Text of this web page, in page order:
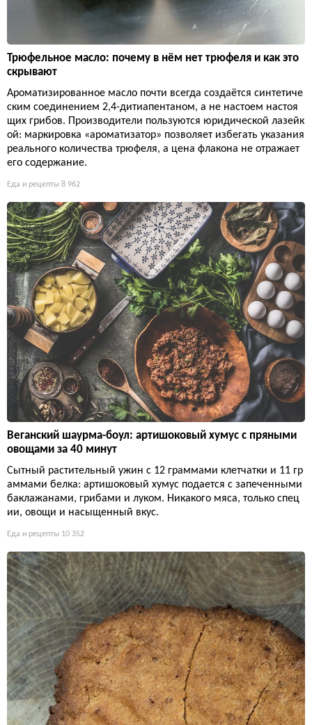
Трюфельное масло: почему в нём нет трюфеля и как это
скрывают
Ароматизированное масло почти всегда создаётся синтетиче
ским соединением 2,4-дитиапентаном, а не настоем настоя
щих грибов. Производители пользуются юридической лазейк
ой: маркировка «ароматизатор» позволяет избегать указания
реального количества трюфеля, а цена флакона не отражает
его содержание.
Еда и рецепты 8 962
Веганский шаурма-боул: артишоковый хумус с пряными
овощами за 40 минут
Сытный растительный ужин с 12 граммами клетчатки и 11 гр
аммами белка: артишоковый хумус подается с запеченными
баклажанами, грибами и луком. Никакого мяса, только спец
ии, овощи и насыщенный вкус.
Еда и рецепты 10 352